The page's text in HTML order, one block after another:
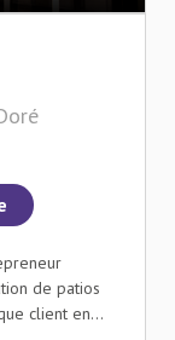
de patios
client en...